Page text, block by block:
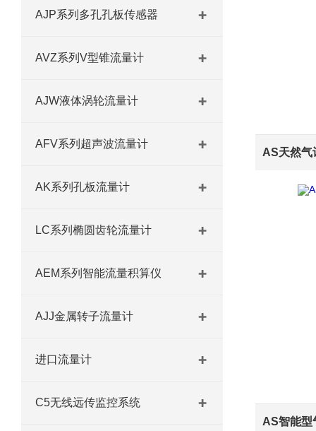
AJP系列多孔孔板传感器
AVZ系列V型锥流量计
AJW液体涡轮流量计
AFV系列超声波流量计
AK系列孔板流量计
LC系列椭圆齿轮流量计
AEM系列智能流量积算仪
AJJ金属转子流量计
进口流量计
C5无线远传监控系统